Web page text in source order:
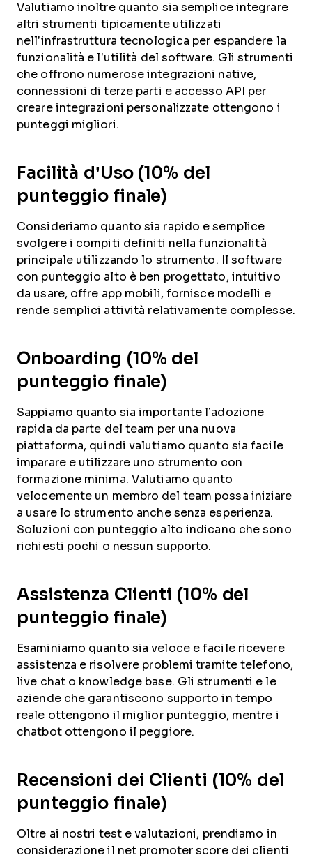
Valutiamo inoltre quanto sia semplice integrare
altri strumenti tipicamente utilizzati
nell’infrastruttura tecnologica per espandere la
funzionalità e l’utilità del software. Gli strumenti
che offrono numerose integrazioni native,
connessioni di terze parti e accesso API per
creare integrazioni personalizzate ottengono i
punteggi migliori.
Facilità d’Uso (10% del
punteggio finale)
Consideriamo quanto sia rapido e semplice
svolgere i compiti definiti nella funzionalità
principale utilizzando lo strumento. Il software
con punteggio alto è ben progettato, intuitivo
da usare, offre app mobili, fornisce modelli e
rende semplici attività relativamente complesse.
Onboarding (10% del
punteggio finale)
Sappiamo quanto sia importante l’adozione
rapida da parte del team per una nuova
piattaforma, quindi valutiamo quanto sia facile
imparare e utilizzare uno strumento con
formazione minima. Valutiamo quanto
velocemente un membro del team possa iniziare
a usare lo strumento anche senza esperienza.
Soluzioni con punteggio alto indicano che sono
richiesti pochi o nessun supporto.
Assistenza Clienti (10% del
punteggio finale)
Esaminiamo quanto sia veloce e facile ricevere
assistenza e risolvere problemi tramite telefono,
live chat o knowledge base. Gli strumenti e le
aziende che garantiscono supporto in tempo
reale ottengono il miglior punteggio, mentre i
chatbot ottengono il peggiore.
Recensioni dei Clienti (10% del
punteggio finale)
Oltre ai nostri test e valutazioni, prendiamo in
considerazione il net promoter score dei clienti